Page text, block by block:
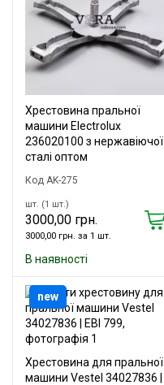
Хрестовина пральної
машини Electrolux
236020100 з нержавіючої
сталі оптом
Код AK-275
шт. (1 шт.)
3000,00 грн.
3000,00 грн. за 1 шт.
В наявності
Хрестовина для пральної
машини Vestel 34027836 |
new